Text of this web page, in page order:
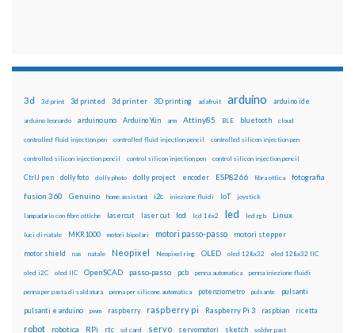
3d 3d print 3d printed 3d printer 3D printing adafruit arduino arduino ide
arduino leonardo arduino uno Arduino Yún arm Attiny85 BLE bluetooth cloud
controlled fluid injection pen controlled fluid injection pencil controlled silicon injection pen
controlled silicon injection pencil control silicon injection pen control silicon injection pencil
CtrlJ pen dolly foto dolly photo dolly project encoder ESP8266 fibra ottica fotografia
fusion 360 Genuino home assistant i2c iniezione fluidi IoT joystick
lampadario con fibre ottiche lasercut laser cut lcd lcd 16x2 led led rgb Linux
luci di natale MKR1000 motori bipolari motori passo-passo motori stepper
motor shield nas natale Neopixel Neopixel ring OLED oled 128x32 oled 128x32 IIC
oled i2C oled IIC OpenSCAD passo-passo pcb penna automatica penna iniezione fluidi
penna per pasta di saldatura penna per silicone automatica potenziometro pulsante pulsanti
pulsanti e arduino pwm raspberry raspberry pi Raspberry Pi 3 raspbian ricetta
robot robotica RPi rtc sd card servo servomotori sketch solder past